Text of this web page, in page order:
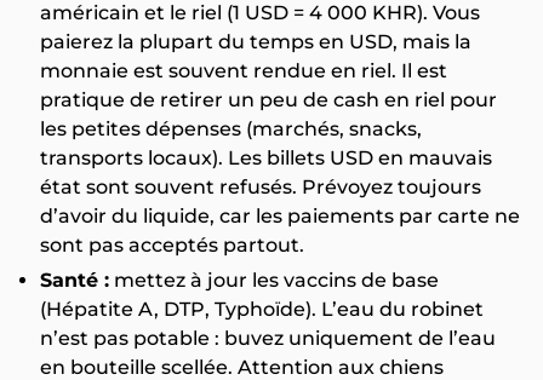
américain et le riel (1 USD = 4 000 KHR). Vous
paierez la plupart du temps en USD, mais la
monnaie est souvent rendue en riel. Il est
pratique de retirer un peu de cash en riel pour
les petites dépenses (marchés, snacks,
transports locaux). Les billets USD en mauvais
état sont souvent refusés. Prévoyez toujours
d’avoir du liquide, car les paiements par carte ne
sont pas acceptés partout.
Santé : mettez à jour les vaccins de base
(Hépatite A, DTP, Typhoïde). L’eau du robinet
n’est pas potable : buvez uniquement de l’eau
en bouteille scellée. Attention aux chiens